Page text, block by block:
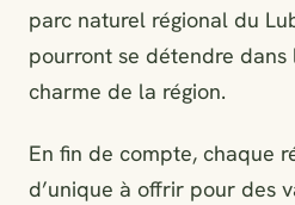
parc naturel régional du
pourront se détendre dans
charme de la région.
En fin de compte, chaque
d’unique à offrir pour des